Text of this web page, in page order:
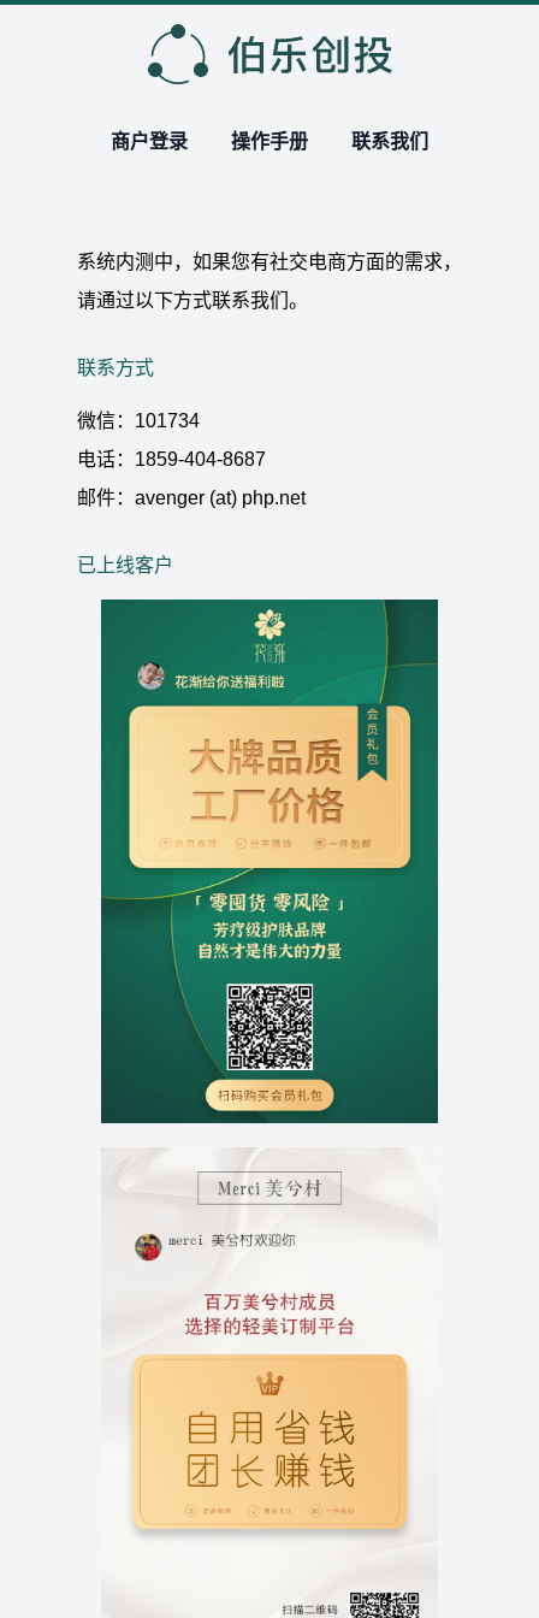
商户登录 操作手册 联系我们
系统内测中，如果您有社交电商方面的需求，
请通过以下方式联系我们。
联系方式
微信：101734
电话：1859-404-8687
邮件：avenger (at) php.net
已上线客户